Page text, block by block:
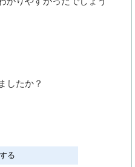
したか？